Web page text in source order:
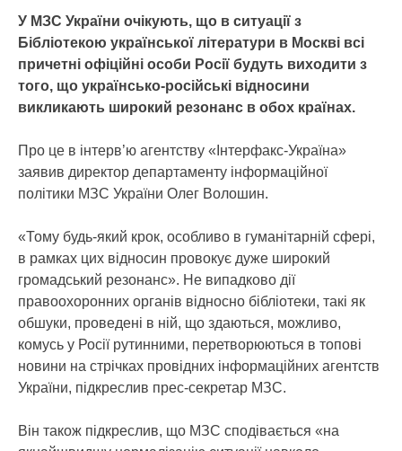
У МЗС України очікують, що в ситуації з
Бібліотекою української літератури в Москві всі
причетні офіційні особи Росії будуть виходити з
того, що українсько-російські відносини
викликають широкий резонанс в обох країнах.
Про це в інтерв’ю агентству «Інтерфакс-Україна»
заявив директор департаменту інформаційної
політики МЗС України Олег Волошин.
«Тому будь-який крок, особливо в гуманітарній сфері,
в рамках цих відносин провокує дуже широкий
громадський резонанс». Не випадково дії
правоохоронних органів відносно бібліотеки, такі як
обшуки, проведені в ній, що здаються, можливо,
комусь у Росії рутинними, перетворюються в топові
новини на стрічках провідних інформаційних агентств
України, підкреслив прес-секретар МЗС.
Він також підкреслив, що МЗС сподівається «на